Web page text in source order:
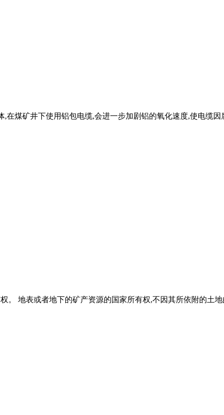
煤矿井下使用铝包电缆,会进一步加剧铝的氧化速度,使电缆因
。 地表或者地下的矿产资源的国家所有权,不因其所依附的土